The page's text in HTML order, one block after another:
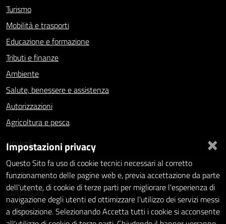
Turismo
Mobilità e trasporti
Educazione e formazione
Tributi e finanze
Ambiente
Salute, benessere e assistenza
Autorizzazioni
Agricoltura e pesca
NOVITÀ
Notizie
Comunicati
Avvisi
×
Impostazioni privacy
Questo Sito fa uso di cookie tecnici necessari al corretto
funzionamento delle pagine web e, previa accettazione da parte
dell'utente, di cookie di terze parti per migliorare l'esperienza di
navigazione degli utenti ed ottimizzare l'utilizzo dei servizi messi
a disposizione. Selezionando Accetta tutti i cookie si acconsente